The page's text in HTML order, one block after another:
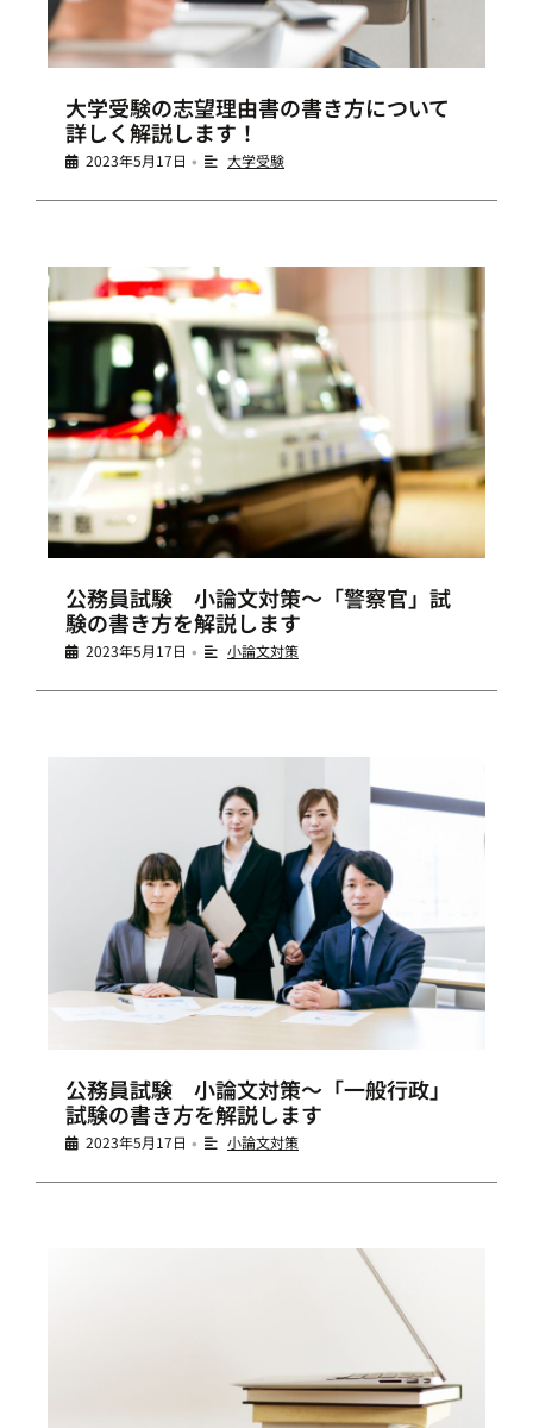
大学受験の志望理由書の書き方について
詳しく解説します！
2023年5月17日 • 大学受験
公務員試験 小論文対策～「警察官」試
験の書き方を解説します
2023年5月17日 • 小論文対策
公務員試験 小論文対策～「一般行政」
試験の書き方を解説します
2023年5月17日 • 小論文対策